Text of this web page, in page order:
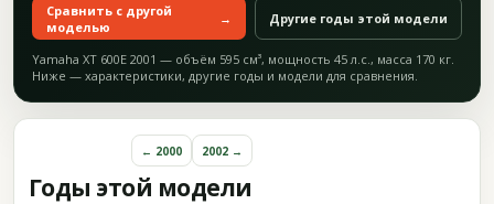
Сравнить с другой
моделью
→ Другие годы этой модели
Yamaha XT 600E 2001 — объём 595 см³, мощность 45 л.с., масса 170 кг.
Ниже — характеристики, другие годы и модели для сравнения.
Годы этой модели
← 2000 2002 →